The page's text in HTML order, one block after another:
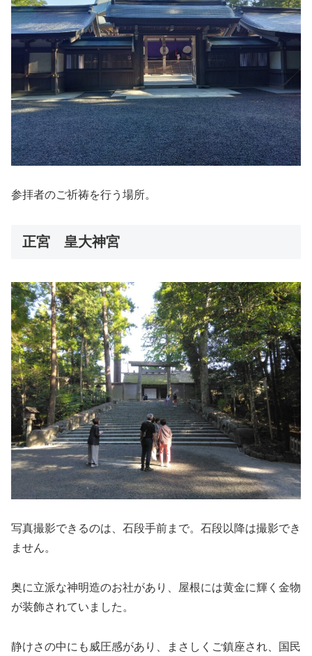
参拝者のご祈祷を行う場所。
正宮 皇大神宮
写真撮影できるのは、石段手前まで。石段以降は撮影でき
ません。
奥に立派な神明造のお社があり、屋根には黄金に輝く金物
が装飾されていました。
静けさの中にも威圧感があり、まさしくご鎮座され、国民